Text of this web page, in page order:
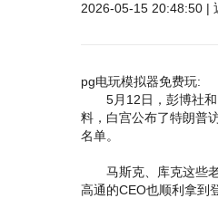
2026-05-15 20:48:50 |
pg电玩模拟器免费玩:
5月12日，彭博社和
料，白宫公布了特朗普
名单。
马斯克、库克这些老
高通的CEO也顺利拿到